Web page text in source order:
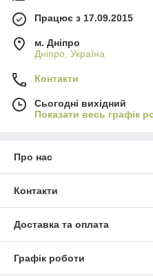
Працює з 17.09.2015
м. Дніпро
Дніпро, Україна
Контакти
Сьогодні вихідний
Показати весь графік
Про нас
Контакти
Доставка та оплата
Графік роботи